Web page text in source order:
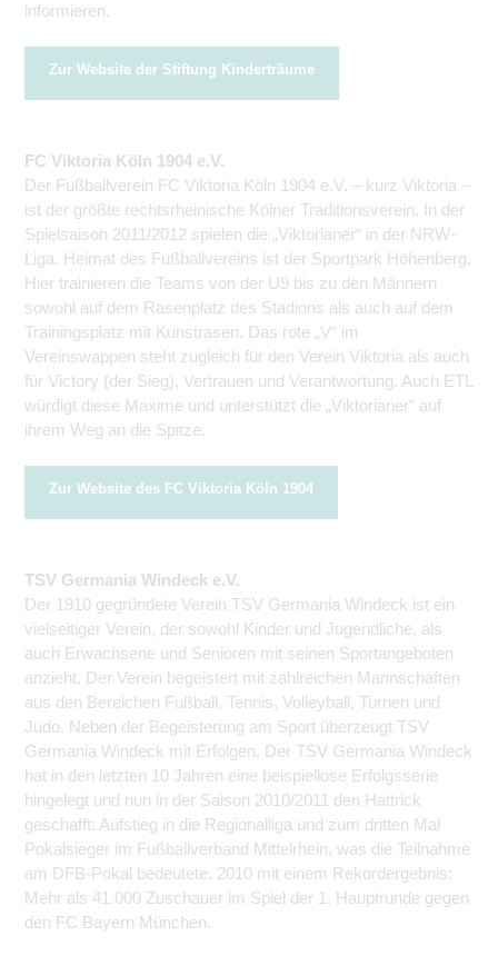
informieren.
Zur Website der Stiftung Kinderträume
FC Viktoria Köln 1904 e.V.
Der Fußballverein FC Viktoria Köln 1904 e.V. – kurz Viktoria –
ist der größte rechtsrheinische Kölner Traditions­verein. In der
Spielsaison 2011/2012 spielen die „Viktorianer“ in der NRW-
Liga. Heimat des Fußballvereins ist der Sportpark Höhenberg.
Hier trainieren die Teams von der U9 bis zu den Männern
sowohl auf dem Rasenplatz des Stadions als auch auf dem
Trainingsplatz mit Kunstrasen. Das rote „V“ im
Vereinswappen steht zugleich für den Verein Viktoria als auch
für Victory (der Sieg), Vertrauen und Verantwortung. Auch ETL
würdigt diese Maxime und unterstützt die „Viktorianer“ auf
ihrem Weg an die Spitze.
Zur Website des FC Viktoria Köln 1904
TSV Germania Windeck e.V.
Der 1910 gegründete Verein TSV Germania Windeck ist ein
vielseitiger Verein, der sowohl Kinder und Jugendliche, als
auch Erwachsene und Senioren mit seinen Sportangeboten
anzieht. Der Verein begeistert mit zahlreichen Mannschaften
aus den Bereichen Fußball, Tennis, Volleyball, Turnen und
Judo. Neben der Begeisterung am Sport überzeugt TSV
Germania Windeck mit Erfolgen. Der TSV Germania Windeck
hat in den letzten 10 Jahren eine beispiellose Erfolgsserie
hingelegt und nun in der Saison 2010/2011 den Hattrick
geschafft: Aufstieg in die Regionalliga und zum dritten Mal
Pokalsieger im Fußballverband Mittelrhein, was die Teilnahme
am DFB-Pokal bedeutete. 2010 mit einem Rekordergebnis:
Mehr als 41.000 Zuschauer im Spiel der 1. Hauptrunde gegen
den FC Bayern München.